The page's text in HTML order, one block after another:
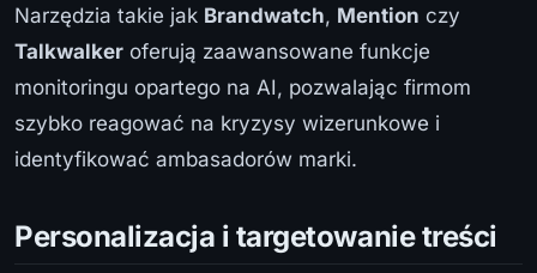
Narzędzia takie jak Brandwatch, Mention czy
Talkwalker oferują zaawansowane funkcje
monitoringu opartego na AI, pozwalając firmom
szybko reagować na kryzysy wizerunkowe i
identyfikować ambasadorów marki.
Personalizacja i targetowanie treści